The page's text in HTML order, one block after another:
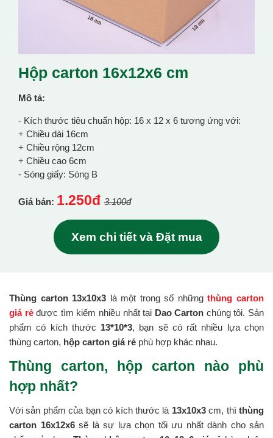
Hộp carton 16x12x6 cm
Mô tả:
- Kích thước tiêu chuẩn hộp: 16 x 12 x 6 tương ứng với:
+ Chiều dài 16cm
+ Chiều rộng 12cm
+ Chiều cao 6cm
- Sóng giấy: Sóng B
Giá bán: 1.250đ 3.100đ
Xem chi tiết và Đặt mua
Thùng carton 13x10x3 là một trong số nhữngthùng carton
giá rẻđược tìm kiếm nhiều nhất tại Dao Carton chúng tôi. Sản
phẩm có kích thước 13*10*3, bạn sẽ có rất nhiều lựa chọn
thùng carton, hộp carton giá rẻ phù hợp khác nhau.
Thùng carton, hộp carton nào phù
hợp nhất?
Với sản phẩm của bạn có kích thước là 13x10x3cm, thìthùng
carton 16x12x6sẽ là sự lựa chọn tối ưu nhất dành cho sản